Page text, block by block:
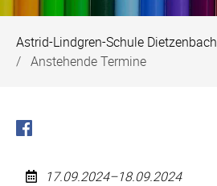
Astrid-Lindgren-Schule Dietzenbach
Anstehende Termine
17.09.2024–18.09.2024